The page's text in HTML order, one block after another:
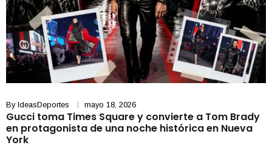
By IdeasDeportes mayo 18, 2026
Gucci toma Times Square y convierte a Tom Brady
en protagonista de una noche histórica en Nueva
York